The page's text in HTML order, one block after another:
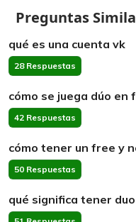
Preguntas
qué es una cuenta vk
28 Respuestas
cómo se juega dúo en
42 Respuestas
cómo tener un free y
50 Respuestas
qué significa tener duo